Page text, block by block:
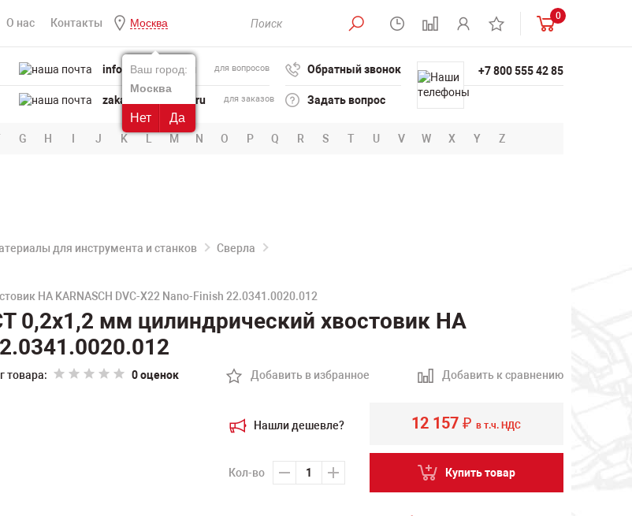
О нас Контакты Москва
Ваш город:
Москва
Нет Да
0
info@powertool.ru для вопросов
zakaz@powertool.ru для заказов
Обратный звонок
Задать вопрос
+7 800 555 42 85
G H I J K L M N O P Q R S T U V W X Y Z
для инструмента и станков Сверла
HA KARNASCH DVC-X22 Nano-Finish 22.0341.0020.012
0,2х1,2 мм цилиндрический хвостовик HA
товара: 0 оценок Добавить в избранное Добавить к сравнению
Нашли дешевле?
Кол-во
12 157₽ в т.ч. НДС
Купить товар